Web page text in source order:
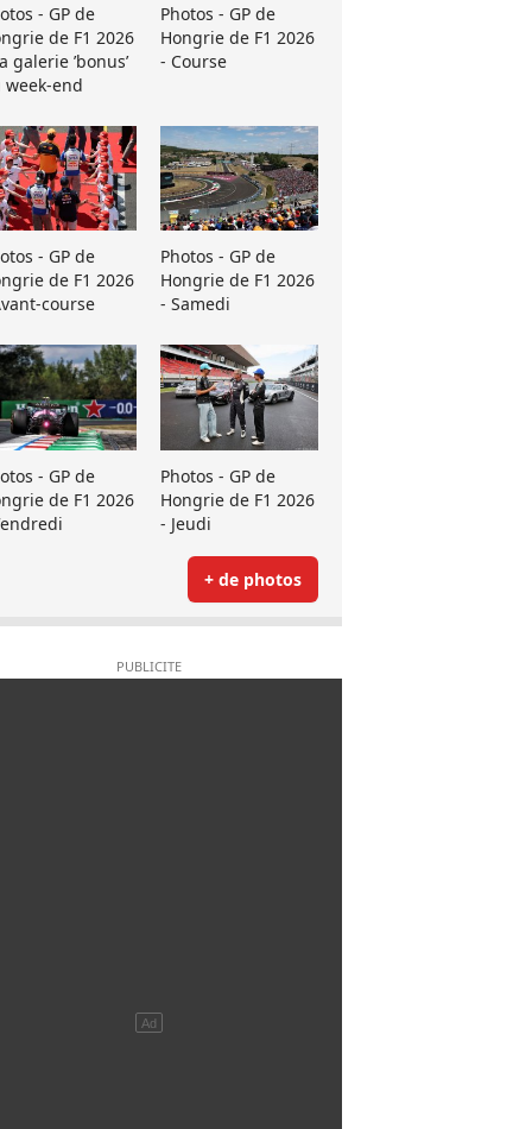
- GP de
de F1 2026
galerie ’bonus’
week-end
Photos - GP de
Hongrie de F1 2026
- Course
- GP de
de F1 2026
course
Photos - GP de
Hongrie de F1 2026
- Samedi
- GP de
de F1 2026
Photos - GP de
Hongrie de F1 2026
- Jeudi
+ de photos